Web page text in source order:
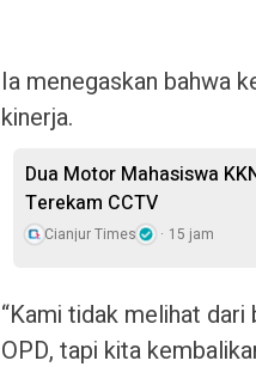
Ia menegaskan bahwa
kinerja.
Dua Motor Mahasiswa
Terekam CCTV
Cianjur Times 15 jam
“Kami tidak melihat
OPD, tapi kita